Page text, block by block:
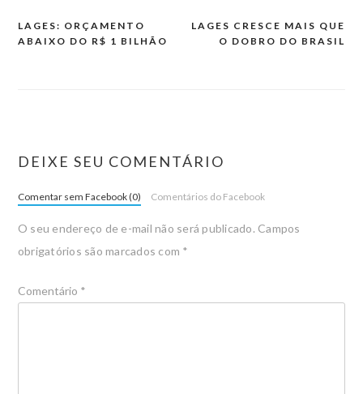
LAGES: ORÇAMENTO
ABAIXO DO R$ 1 BILHÃO
LAGES CRESCE MAIS QUE
O DOBRO DO BRASIL
DEIXE SEU COMENTÁRIO
Comentar sem Facebook (0) Comentários do Facebook
O seu endereço de e-mail não será publicado. Campos
obrigatórios são marcados com *
Comentário *